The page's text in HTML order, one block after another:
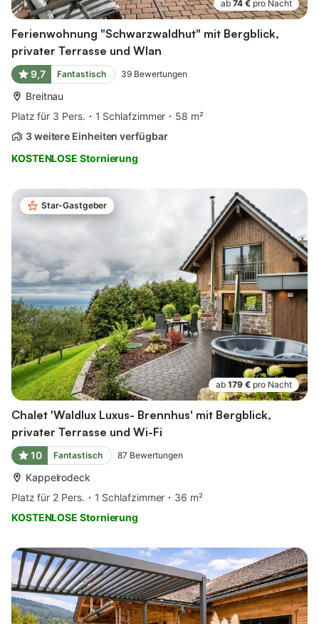
ab 74 € pro Nacht
Ferienwohnung "Schwarzwaldhut" mit Bergblick,
privater Terrasse und Wlan
9,7 Fantastisch 39 Bewertungen
Breitnau
Platz für 3 Pers.
1 Schlafzimmer
58 m²
3 weitere Einheiten verfügbar
KOSTENLOSE Stornierung
Star-Gastgeber
ab 179 € pro Nacht
Chalet 'Waldlux Luxus- Brennhus' mit Bergblick,
privater Terrasse und Wi-Fi
10 Fantastisch 87 Bewertungen
Kappelrodeck
Platz für 2 Pers.
1 Schlafzimmer
36 m²
KOSTENLOSE Stornierung